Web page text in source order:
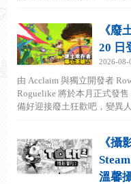
《廢
20 日
2026-08-
由 Acclaim 與獨立開發者
Roguelike 將於本月正式發
備好迎接廢土狂歡吧，變異
《攝
溫馨